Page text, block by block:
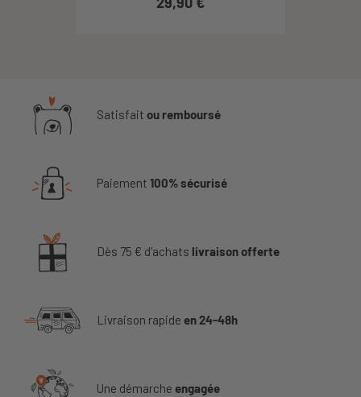
Satisfait ou remboursé
Paiement 100% sécurisé
Dès 75 € d'achats livraison offerte
Livraison rapide en 24-48h
Une démarche engagée